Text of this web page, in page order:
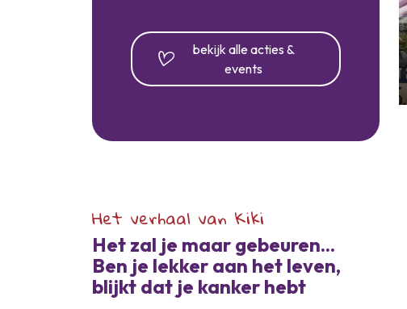
bekijk alle acties &
events
van team Kus van Kiki
Het verhaal van Kiki
Het zal je maar gebeuren...
Ben je lekker aan het leven,
blijkt dat je kanker hebt